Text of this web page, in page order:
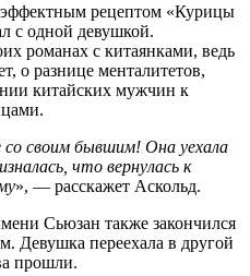
рецептом «Курицы
с одной девушкой.
романах с китаянками, ведь
о разнице менталитетов,
китайских мужчин к
со своим бывшим! Она уехала
что вернулась к
», — расскажет Аскольд.
Сьюзан также закончился
Девушка переехала в другой
прошли.